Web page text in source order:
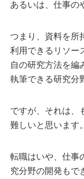
あるいは、仕事の
つまり、資料を所
利用できるリソー
自の研究方法を編
執筆できる研究分
ですが、それは、
難しいと思います。
転職はいや、仕事
究分野の開発もで